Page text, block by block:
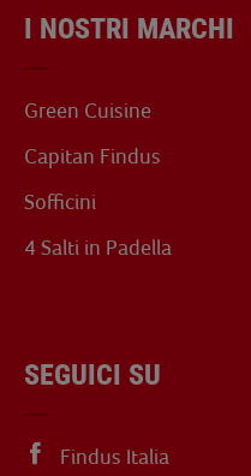
I NOSTRI MARCHI
Green Cuisine
Capitan Findus
Sofficini
4 Salti in Padella
SEGUICI SU
Findus Italia